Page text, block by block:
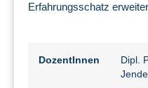
Erfahrungsschatz
DozentInnen
Dipl.
Jende